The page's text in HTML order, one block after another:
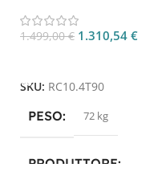
1.499,00€ 1.310,54 €
SKU: RC10.4T90
PESO 72 kg
PRODUTTORE